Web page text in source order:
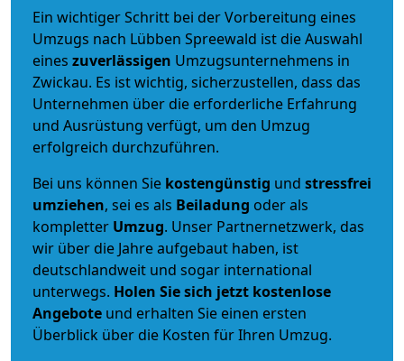
Ein wichtiger Schritt bei der Vorbereitung eines
Umzugs nach Lübben Spreewald ist die Auswahl
eines zuverlässigen Umzugsunternehmens in
Zwickau. Es ist wichtig, sicherzustellen, dass das
Unternehmen über die erforderliche Erfahrung
und Ausrüstung verfügt, um den Umzug
erfolgreich durchzuführen.
Bei uns können Sie kostengünstig und stressfrei
umziehen, sei es als Beiladung oder als
kompletter Umzug. Unser Partnernetzwerk, das
wir über die Jahre aufgebaut haben, ist
deutschlandweit und sogar international
unterwegs. Holen Sie sich jetzt kostenlose
Angebote und erhalten Sie einen ersten
Überblick über die Kosten für Ihren Umzug.